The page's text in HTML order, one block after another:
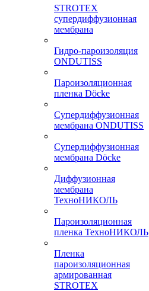
STROTEX
супердиффузионная
мембрана
Гидро-пароизоляция
ONDUTISS
Пароизоляционная
пленка Döcke
Супердиффузионная
мембрана ONDUTISS
Супердиффузионная
мембрана Döcke
Диффузионная
мембрана
ТехноНИКОЛЬ
Пароизоляционная
пленка ТехноНИКОЛЬ
Пленка
пароизоляционная
армированная
STROTEX